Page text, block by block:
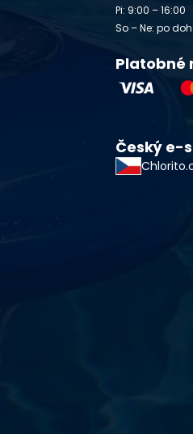
Pi: 9:00 – 16:00
So – Ne: po
Platobné
Český e-
o vodu
v oblasti čistiarní